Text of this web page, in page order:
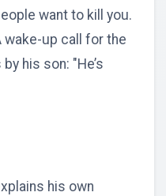
want to kill you.
wake-up call for the
his son: "He’s
his own